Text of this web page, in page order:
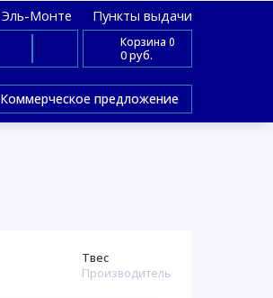
Эль-Монте Пункты выдачи
Корзина 0
0 руб.
Коммерческое предложение
Твес
Производитель